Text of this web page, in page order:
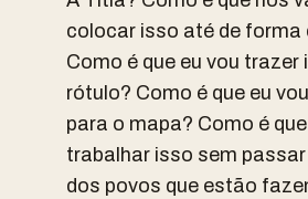
colocar isso até de forma
Como é que eu vou trazer
rótulo? Como é que eu
para o mapa? Como é
trabalhar isso sem
dos povos que estão